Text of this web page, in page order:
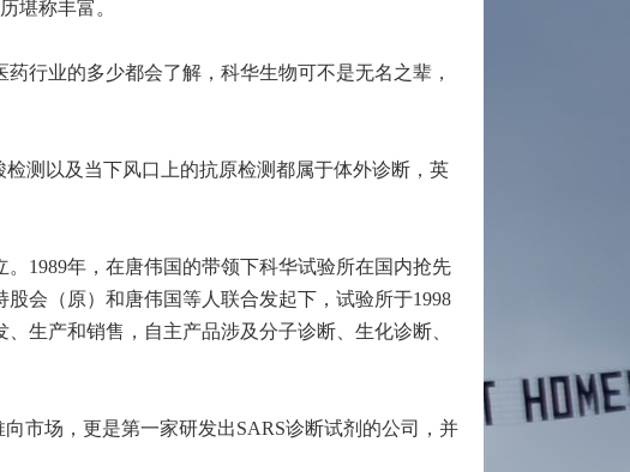
堪称丰富。
行业的多少都会了解，科华生物可不是无名之辈，
测以及当下风口上的抗原检测都属于体外诊断，英
1989年，在唐伟国的带领下科华试验所在国内抢先
会（原）和唐伟国等人联合发起下，试验所于1998
生产和销售，自主产品涉及分子诊断、生化诊断、
市场，更是第一家研发出SARS诊断试剂的公司，并